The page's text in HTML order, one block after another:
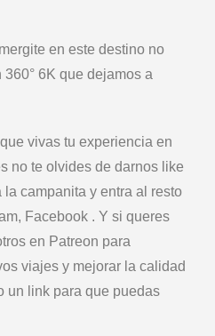
en este destino no
6K que dejamos a
vivas tu experiencia en
no te olvides de darnos like
campanita y entra al resto
Facebook . Y si queres
en Patreon para
viajes y mejorar la calidad
un link para que puedas